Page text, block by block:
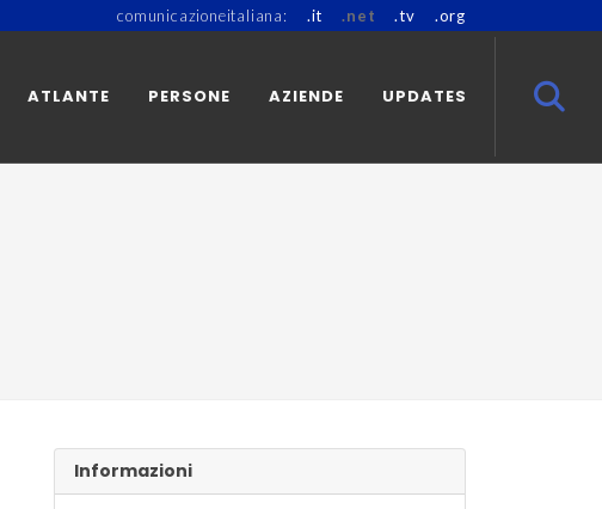
comunicazioneitaliana: .it .net .tv .org
ATLANTE PERSONE AZIENDE UPDATES
Informazioni